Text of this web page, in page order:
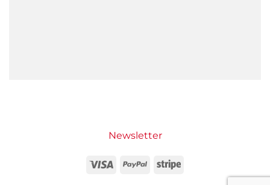
Newsletter
Visa PayPal Stripe